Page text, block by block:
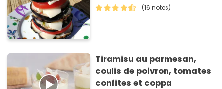
(16 notes)
Tiramisu au parmesan,
coulis de poivron, tomates
confites et coppa